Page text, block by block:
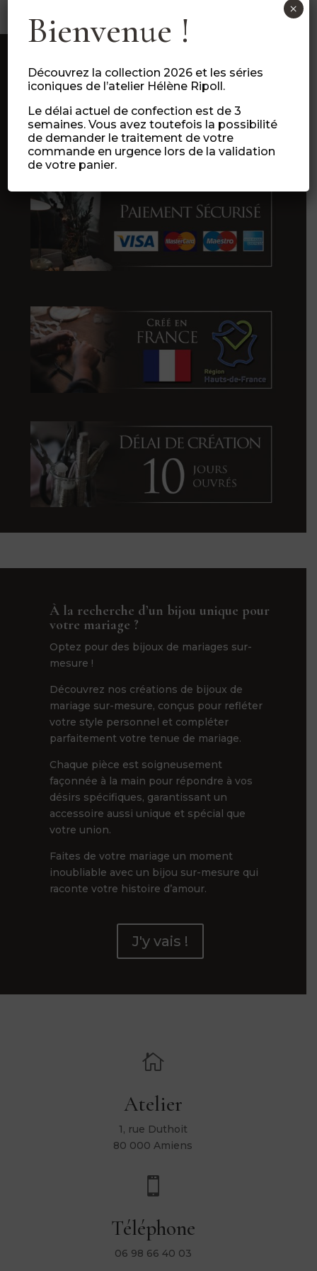
À la recherche d’un bijou unique pour
votre mariage ?
Optez pour des bijoux de mariages sur-
mesure !
Découvrez nos créations de bijoux de
mariage sur-mesure, conçus pour refléter
votre style personnel et compléter
parfaitement votre tenue de mariage.
Chaque pièce est soigneusement
façonnée à la main pour répondre à vos
désirs spécifiques, garantissant un
accessoire aussi unique et spécial que
votre union.
Faites de votre mariage un moment
inoubliable avec un bijou sur-mesure qui
raconte votre histoire d’amour.
J'y vais !

Atelier
1, rue Duthoit
80 000 Amiens

Téléphone
06 98 66 40 03
Bienvenue !
Découvrez la collection 2026 et les séries
iconiques de l’atelier Hélène Ripoll.
Le délai actuel de confection est de 3
semaines. Vous avez toutefois la possibilité
de demander le traitement de votre
commande en urgence lors de la validation
de votre panier.
×